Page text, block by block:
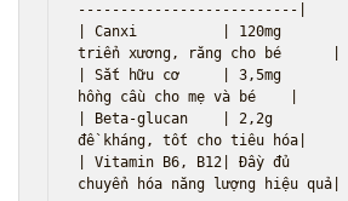
--------------------------|
| Canxi          | 120mg
triển xương, răng cho bé      |
| Sắt hữu cơ     | 3,5mg
hồng cầu cho mẹ và bé    |
| Beta‑glucan    | 2,2g
đề kháng, tốt cho tiêu hóa|
| Vitamin B6, B12| Đầy đủ